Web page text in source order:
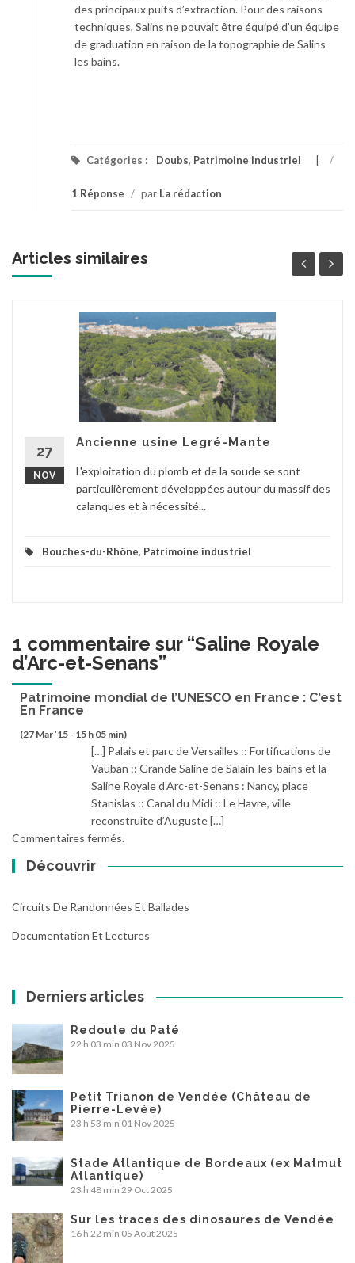
des principaux puits d’extraction. Pour des raisons
techniques, Salins ne pouvait être équipé d’un équipe
de graduation en raison de la topographie de Salins
les bains.
Catégories : Doubs, Patrimoine industriel /
1 Réponse / par La rédaction
Articles similaires
27
NOV
Ancienne usine Legré-Mante
L'exploitation du plomb et de la soude se sont
particulièrement développées autour du massif des
calanques et à nécessité...
Bouches-du-Rhône, Patrimoine industriel
1 commentaire sur “Saline Royale
d’Arc-et-Senans”
Patrimoine mondial de l’UNESCO en France : C'est
En France
(27 Mar ’15 - 15 h 05 min)
[…] Palais et parc de Versailles :: Fortifications de
Vauban :: Grande Saline de Salain-les-bains et la
Saline Royale d’Arc-et-Senans : Nancy, place
Stanislas :: Canal du Midi :: Le Havre, ville
reconstruite d’Auguste […]
Commentaires fermés.
Découvrir
Circuits De Randonnées Et Ballades
Documentation Et Lectures
Derniers articles
Redoute du Paté
22 h 03 min 03 Nov 2025
Petit Trianon de Vendée (Château de
Pierre-Levée)
23 h 53 min 01 Nov 2025
Stade Atlantique de Bordeaux (ex Matmut
Atlantique)
23 h 48 min 29 Oct 2025
Sur les traces des dinosaures de Vendée
16 h 22 min 05 Août 2025